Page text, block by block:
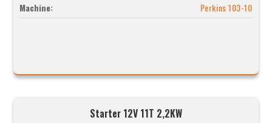
Machine:
Perkins 103-10
Starter 12V 11T 2,2KW